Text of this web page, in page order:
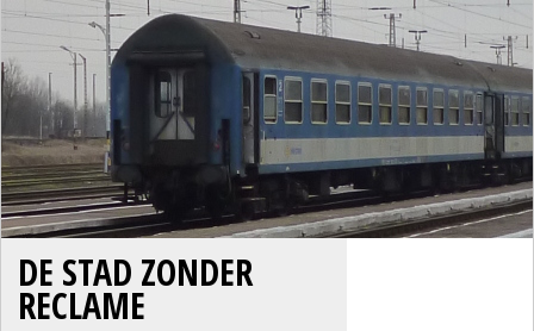
DE STAD ZONDER
RECLAME